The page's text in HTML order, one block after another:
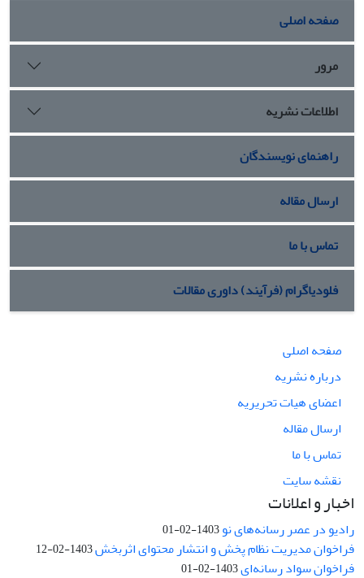
صفحه اصلی
مرور
اطلاعات نشریه
راهنمای نویسندگان
ارسال مقاله
تماس با ما
فلودیاگرام (فرآیند) داوری مقالات
صفحه اصلی
درباره نشریه
اعضای هیات تحریریه
ارسال مقاله
تماس با ما
نقشه سایت
اخبار و اعلانات
رادیو در عصر رسانه‌های نو1403-02-01
فراخوان مدیریت نظام پخش و انتشار محتوای اثربخش1403-02-12
فراخوان سواد رسانه‌ای1403-02-01